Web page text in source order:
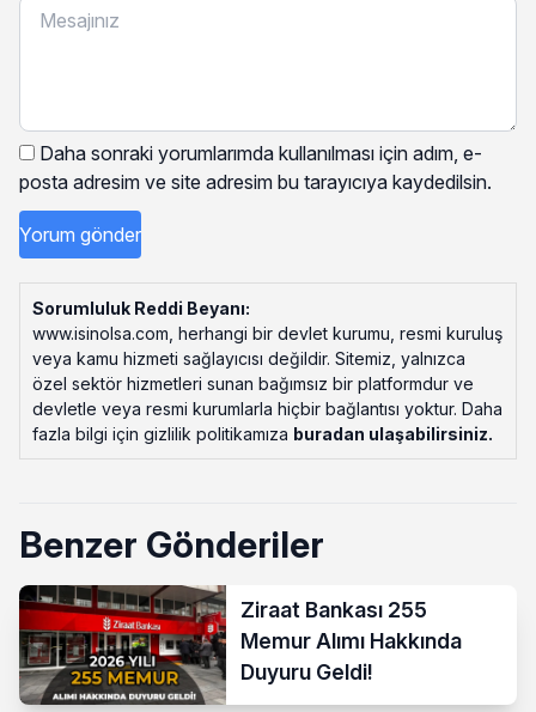
Daha sonraki yorumlarımda kullanılması için adım, e-
posta adresim ve site adresim bu tarayıcıya kaydedilsin.
Sorumluluk Reddi Beyanı:
www.isinolsa.com, herhangi bir devlet kurumu, resmi kuruluş
veya kamu hizmeti sağlayıcısı değildir. Sitemiz, yalnızca
özel sektör hizmetleri sunan bağımsız bir platformdur ve
devletle veya resmi kurumlarla hiçbir bağlantısı yoktur. Daha
fazla bilgi için gizlilik politikamıza buradan ulaşabilirsiniz.
Benzer Gönderiler
Ziraat Bankası 255
Memur Alımı Hakkında
Duyuru Geldi!